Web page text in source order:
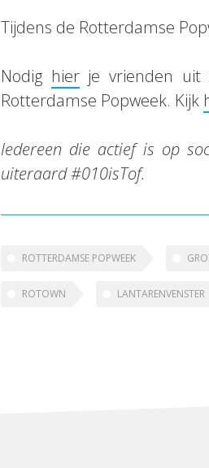
Tijdens de Rotterdamse
Nodig hierje vrienden uit
Rotterdamse Popweek. Kijk
Iedereen die actief is op
uiteraard #010isTof.
ROTTERDAMSE POPWEEK
ROTOWN LANTARENVENSTER